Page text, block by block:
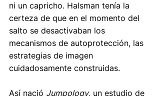
ni un capricho. Halsman tenía la
certeza de que en el momento del
salto se desactivaban los
mecanismos de autoprotección, las
estrategias de imagen
cuidadosamente construidas.
Así nació Jumpology, un estudio de